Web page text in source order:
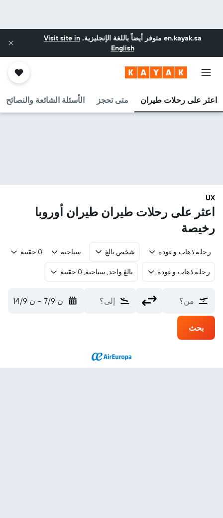
en.kayak.sa متوفر أيضاً باللغة الإنجليزية.Visit site in
English
اعثر على رحلات طيران متى تحجز الأسئلة الشائعة والنصائح
UX
اعثر على رحلات طيران طيران أوروبا
رخيصة
رحلة ذهاب وعودة شخص بالغ سياحية 0 حقيبة
رحلة ذهاب وعودة بالغ واحد, سياحية, 0 حقيبة
من؟ إلى؟ ن 7/9 - ن 14/9
بحث